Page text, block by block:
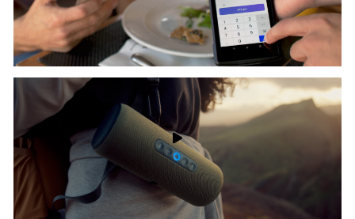
ivendpay commercial
Egor Chechkin - cinematographer | Max Golov - 1AC